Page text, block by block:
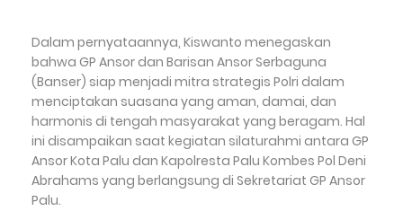
Dalam pernyataannya, Kiswanto menegaskan
bahwa GP Ansor dan Barisan Ansor Serbaguna
(Banser) siap menjadi mitra strategis Polri dalam
menciptakan suasana yang aman, damai, dan
harmonis di tengah masyarakat yang beragam. Hal
ini disampaikan saat kegiatan silaturahmi antara GP
Ansor Kota Palu dan Kapolresta Palu Kombes Pol Deni
Abrahams yang berlangsung di Sekretariat GP Ansor
Palu.